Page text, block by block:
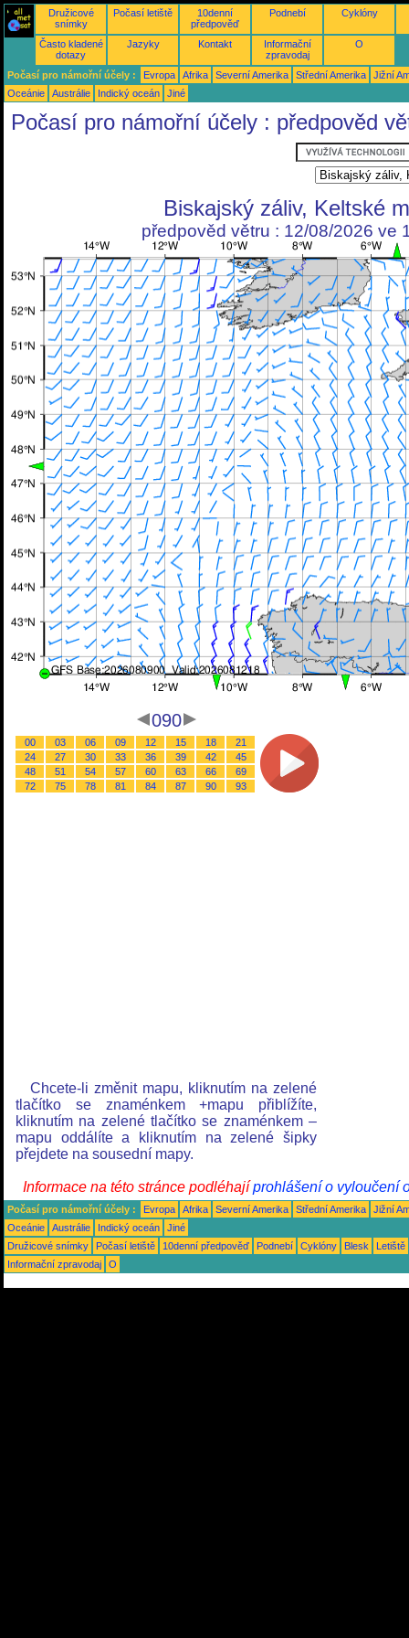
Družicové
snímky
Počasí letiště
10denní
předpověď
Podnebí Cyklóny
Často kladené
dotazy
Jazyky Kontakt
Informační
zpravodaj
O
Počasí pro námořní účely : Evropa Afrika Severní Amerika Střední Amerika
Jižní
Oceánie
Austrálie Indický oceán Jiné
Počasí pro námořní účely : předpověd
Biskajský záliv, Keltské
předpověd větru : 12/08/2026 ve
090
00 03 06 09 12 15 18
21
24
27 30 33 36 39 42
45
48
51 54 57 60 63 66
69
72
75 78 81 84 87 90 93
Chcete-li změnit mapu, kliknutím na zelené
tlačítko se znaménkem +mapu přiblížíte,
kliknutím na zelené tlačítko se znaménkem –
mapu oddálíte a kliknutím na zelené šipky
přejdete na sousední mapy.
Informace na této stránce podléhajíprohlášení o vyloučení
Počasí pro námořní účely : Evropa Afrika Severní Amerika Střední Amerika
Jižní
Oceánie
Austrálie Indický oceán
Jiné
Družicové snímky
Počasí letiště 10denní předpověď Podnebí Cyklóny Blesk
Letiště
Informační zpravodaj
O